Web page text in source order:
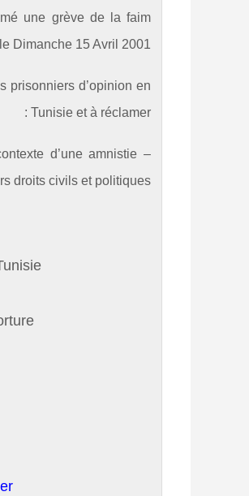
une grève de la faim
Dimanche 15 Avril 2001.
prisonniers d’opinion en
Tunisie et à réclamer :
d’une amnistie
droits civils et politiques